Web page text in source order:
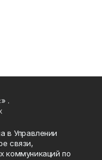
.
в Управлении
связи,
коммуникаций по